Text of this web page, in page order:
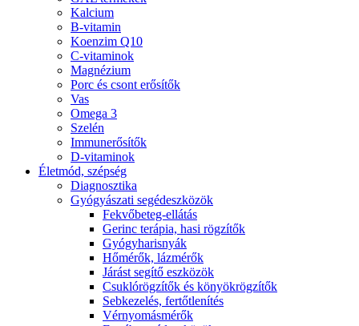
Kalcium
B-vitamin
Koenzim Q10
C-vitaminok
Magnézium
Porc és csont erősítők
Vas
Omega 3
Szelén
Immunerősítők
D-vitaminok
Életmód, szépség
Diagnosztika
Gyógyászati segédeszközök
Fekvőbeteg-ellátás
Gerinc terápia, hasi rögzítők
Gyógyharisnyák
Hőmérők, lázmérők
Járást segítő eszközök
Csuklórögzítők és könyökrögzítők
Sebkezelés, fertőtlenítés
Vérnyomásmérők